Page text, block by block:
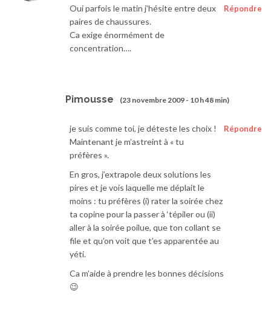
Répondre
Oui parfois le matin j’hésite entre deux
paires de chaussures.
Ca exige énormément de
concentration….
Pimousse (23 novembre 2009 - 10 h 48 min)
Répondre
je suis comme toi, je déteste les choix !
Maintenant je m’astreint à « tu
préfères ».
En gros, j’extrapole deux solutions les
pires et je vois laquelle me déplait le
moins : tu préfères (i) rater la soirée chez
ta copine pour la passer à ‘tépiler ou (ii)
aller à la soirée poilue, que ton collant se
file et qu’on voit que t’es apparentée au
yéti.
Ca m’aide à prendre les bonnes décisions
😉